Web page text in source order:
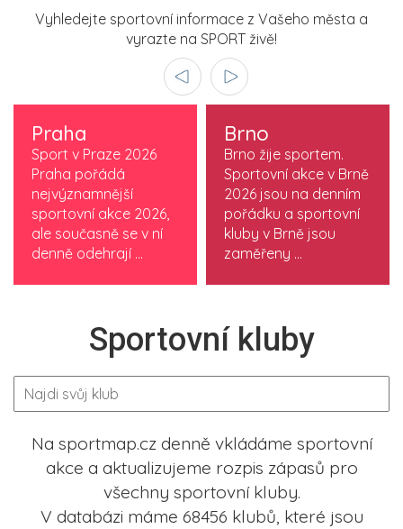
Vyhledejte sportovní informace z Vašeho města a
vyrazte na SPORT živě!
Praha
Sport v Praze 2026
Praha pořádá
nejvýznamnější
sportovní akce 2026,
ale současně se v ní
denně odehrají ...
Brno
Brno žije sportem.
Sportovní akce v Brně
2026 jsou na denním
pořádku a sportovní
kluby v Brně jsou
zaměřeny ...
Sportovní kluby
Na sportmap.cz denně vkládáme sportovní
akce a aktualizujeme rozpis zápasů pro
všechny sportovní kluby.
V databázi máme 68456 klubů, které jsou